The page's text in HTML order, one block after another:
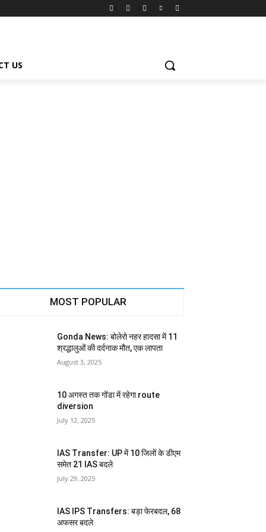
US
MOST POPULAR
Gonda News: बोलेरो नहर हादसा में 11
श्रद्धालुओं की दर्दनाक मौत, एक लापता
August 3, 2025
10 अगस्त तक गोंडा में रहेगा route
diversion
July 12, 2025
IAS Transfer: UP में 10 जिलों के डीएम
समेत 21 IAS बदले
July 29, 2025
IAS IPS Transfers: बड़ा फेरबदल, 68
अफसर बदले